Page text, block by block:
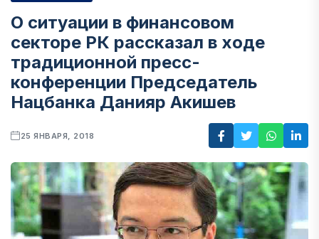
О ситуации в финансовом
секторе РК рассказал в ходе
традиционной пресс-
конференции Председатель
Нацбанка Данияр Акишев
25 ЯНВАРЯ, 2018